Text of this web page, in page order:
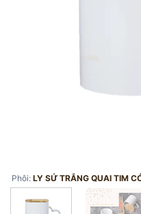
Phôi: LY SỨ TRẮNG QUAI TIM